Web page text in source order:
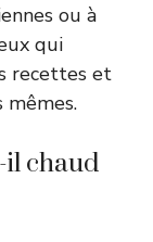
ou à
qui
recettes et
il chaud